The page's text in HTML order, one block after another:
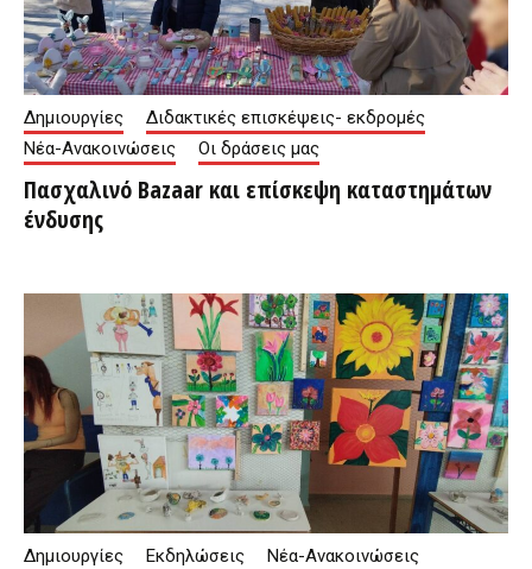
Δημιουργίες
Διδακτικές επισκέψεις- εκδρομές
Νέα-Ανακοινώσεις
Οι δράσεις μας
Πασχαλινό Bazaar και επίσκεψη καταστημάτων
ένδυσης
Δημιουργίες Εκδηλώσεις Νέα-Ανακοινώσεις